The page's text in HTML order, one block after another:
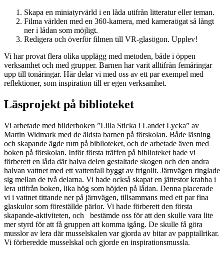
Skapa en miniatyrvärld i en låda utifrån litteratur eller teman.
Filma världen med en 360-kamera, med kameraögat så långt
ner i lådan som möjligt.
Redigera och överför filmen till VR-glasögon. Upplev!
Vi har provat flera olika upplägg med metoden, både i öppen
verksamhet och med grupper. Barnen har varit alltifrån femåringar
upp till tonåringar. Här delar vi med oss av ett par exempel med
reflektioner, som inspiration till er egen verksamhet.
Läsprojekt på biblioteket
Vi arbetade med bilderboken ”Lilla Sticka i Landet Lycka” av
Martin Widmark med de äldsta barnen på förskolan. Både läsning
och skapande ägde rum på biblioteket, och de arbetade även med
boken på förskolan. Inför första träffen på biblioteket hade vi
förberett en låda där halva delen gestaltade skogen och den andra
halvan vattnet med ett vattenfall byggt av frigolit. Järnvägen ringlade
sig mellan de två delarna. Vi hade också skapat en jättestor krabba i
lera utifrån boken, lika hög som höjden på lådan. Denna placerade
vi i vattnet tittande ner på järnvägen, tillsammans med ett par fina
glaskulor som föreställde pärlor. Vi hade förberett den första
skapande-aktiviteten, och bestämde oss för att den skulle vara lite
mer styrd för att få gruppen att komma igång. De skulle få göra
musslor av lera där musselskalen var gjorda av bitar av papptallrikar.
Vi förberedde musselskal och gjorde en inspirationsmussla.